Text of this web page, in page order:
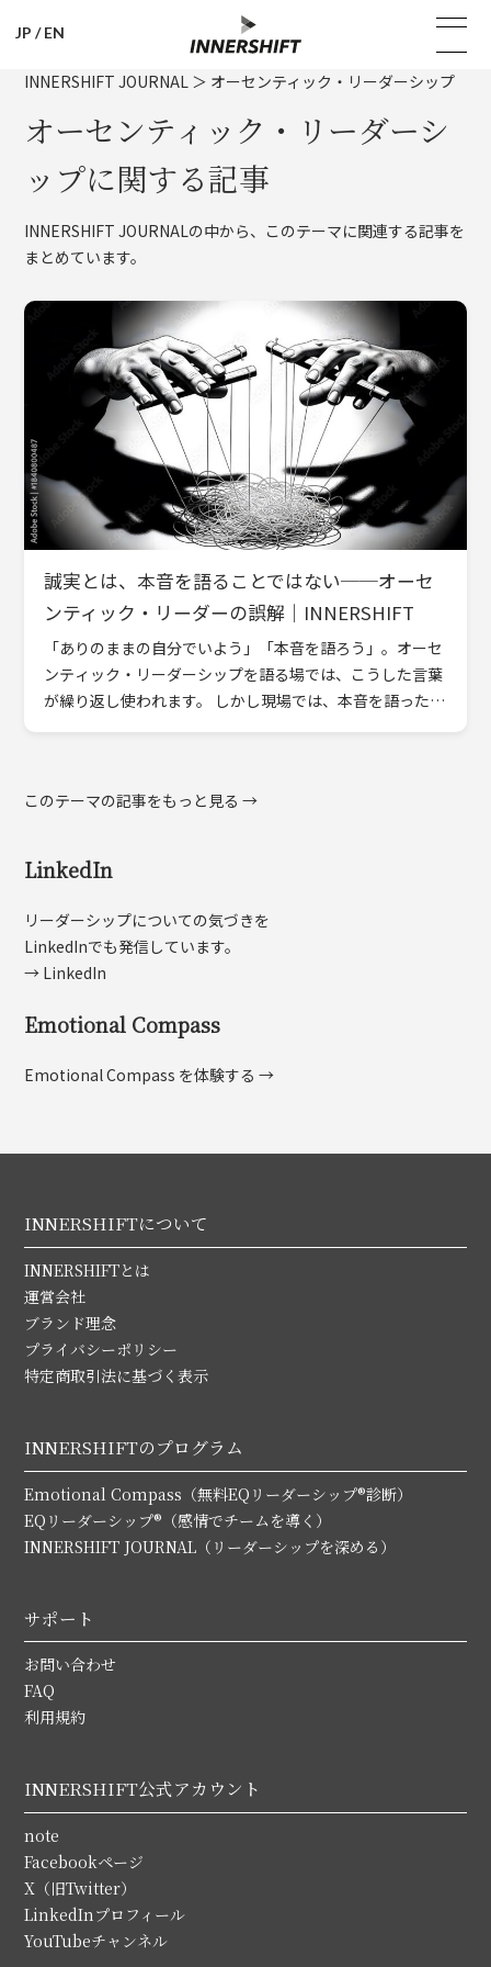
JP /EN
INNERSHIFT JOURNAL ＞ オーセンティック・リーダーシップ
オーセンティック・リーダーシ
ップに関する記事
INNERSHIFT JOURNALの中から、このテーマに関連する記事を
まとめています。
誠実とは、本音を語ることではない──オーセ
ンティック・リーダーの誤解｜INNERSHIFT
「ありのままの自分でいよう」「本音を語ろう」。オーセ
ンティック・リーダーシップを語る場では、こうした言葉
が繰り返し使われます。 しかし現場では、本音を語ったは
このテーマの記事をもっと見る →
LinkedIn
リーダーシップについての気づきを
LinkedInでも発信しています。
→ LinkedIn
Emotional Compass
Emotional Compass を体験する →
INNERSHIFTについて
INNERSHIFTとは
運営会社
ブランド理念
プライバシーポリシー
特定商取引法に基づく表示
INNERSHIFTのプログラム
Emotional Compass（無料EQリーダーシップ®診断）
EQリーダーシップ®（感情でチームを導く）
INNERSHIFT JOURNAL（リーダーシップを深める）
サポート
お問い合わせ
FAQ
利用規約
INNERSHIFT公式アカウント
note
Facebookページ
X（旧Twitter）
LinkedInプロフィール
YouTubeチャンネル